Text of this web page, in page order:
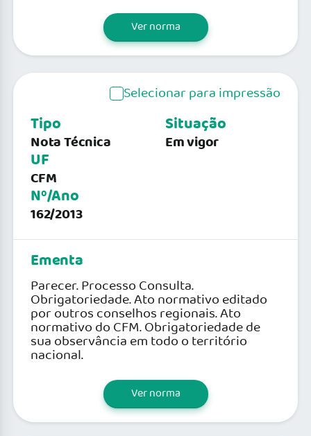
Ver norma
Selecionar para impressão
Tipo
Nota Técnica
UF
CFM
Nº/Ano
162/2013
Situação
Em vigor
Ementa
Parecer. Processo Consulta.
Obrigatoriedade. Ato normativo editado
por outros conselhos regionais. Ato
normativo do CFM. Obrigatoriedade de
sua observância em todo o território
nacional.
Ver norma